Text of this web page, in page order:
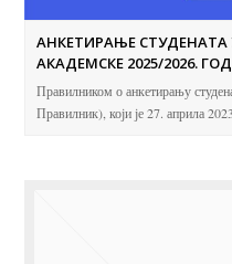
АНКЕТИРАЊЕ
АКАДЕМСКЕ 2025/2026.
Правилником о анкетирању
Правилник), који је 27. априла